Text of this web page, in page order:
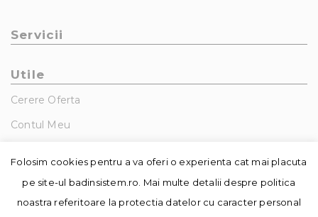
Servicii
Utile
Cerere Oferta
Contul Meu
Folosim cookies pentru a va oferi o experienta cat mai placuta
pe site-ul badinsistem.ro. Mai multe detalii despre politica
noastra referitoare la protectia datelor cu caracter personal